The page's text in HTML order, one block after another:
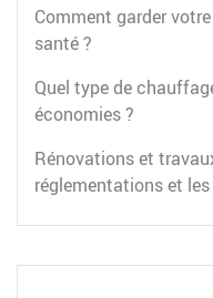
Comment garder
santé ?
Quel type de
économies ?
Rénovations et
réglementations et